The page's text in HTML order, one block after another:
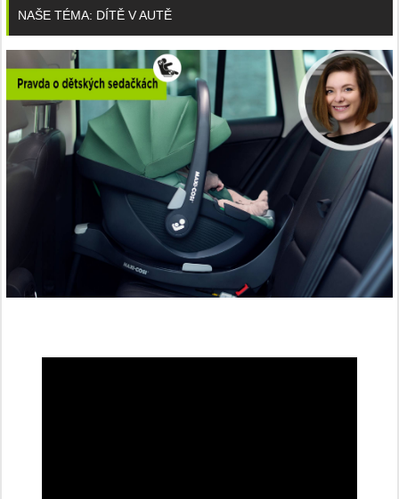
NAŠE TÉMA: DÍTĚ V AUTĚ